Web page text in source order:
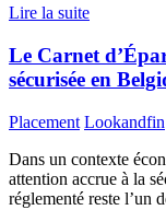
Lire la suite
Le Carnet
sécurisée en
Placement Lookandfin
Dans un contexte
attention accrue à la
réglementé reste l’un